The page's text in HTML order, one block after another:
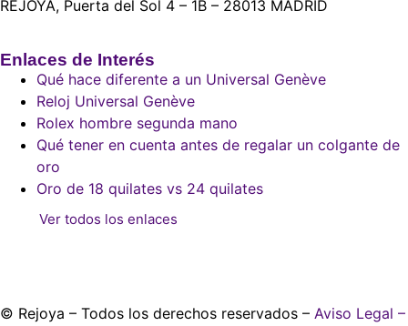
REJOYA, Puerta del Sol 4 – 1B – 28013 MADRID
Enlaces de Interés
Qué hace diferente a un Universal Genève
Reloj Universal Genève
Rolex hombre segunda mano
Qué tener en cuenta antes de regalar un colgante de
oro
Oro de 18 quilates vs 24 quilates
Ver todos los enlaces
© Rejoya – Todos los derechos reservados – Aviso Legal –